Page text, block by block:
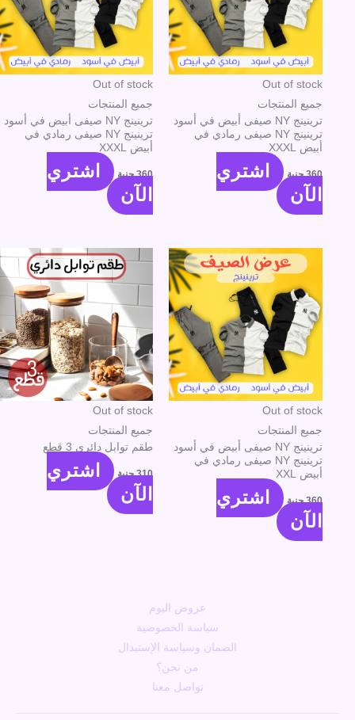
Out of stock
جميع المنتجات
ترينينج NY صيفى أبيض في أسود
ترينينج NY صيفى رمادي في
أبيض XXXL
360 جنية
اشتري
الآن
Out of stock
جميع المنتجات
ترينينج NY صيفى أبيض في أسود
ترينينج NY صيفى رمادي في
أبيض XXXL
360 جنية
اشتري
الآن
Out of stock
جميع المنتجات
ترينينج NY صيفى أبيض في أسود
ترينينج NY صيفى رمادي في
أبيض XXL
360 جنية
اشتري
الآن
Out of stock
جميع المنتجات
طقم توابل دائرى 3 قطع
310 جنية
اشتري
الآن
عروض اليوم
سياسة الخصوصية
الضمان وسياسة الإستبدال
من نحن؟
تواصل معنا